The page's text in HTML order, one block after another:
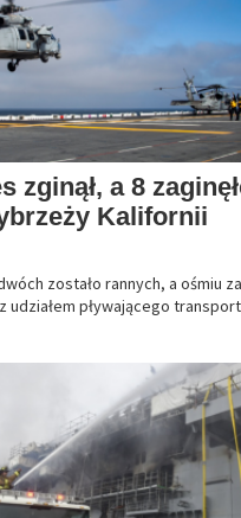
zginął, a 8
Kalifornii
zostało rannych, a ośmiu
udziałem pływającego